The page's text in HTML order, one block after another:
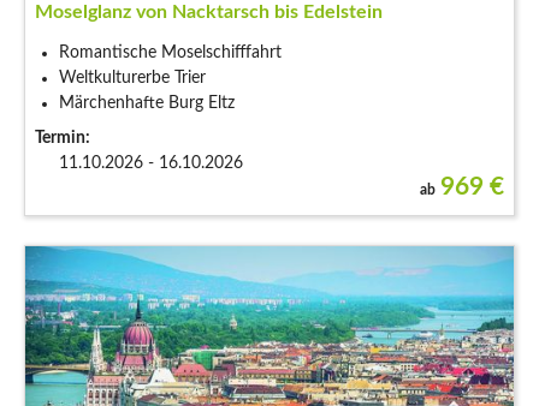
Moselglanz von Nacktarsch bis Edelstein
Romantische Moselschifffahrt
Weltkulturerbe Trier
Märchenhafte Burg Eltz
Termin:
11.10.2026 - 16.10.2026
ab 969 €